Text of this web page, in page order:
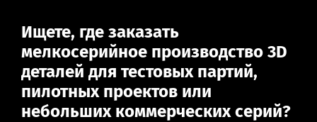
Ищете, где заказать
мелкосерийное производство 3D
деталей для тестовых партий,
пилотных проектов или
небольших коммерческих серий?